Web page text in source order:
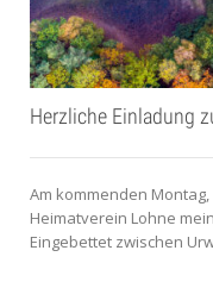
Herzliche Einladung
Am kommenden Montag,
Heimatverein Lohne
Eingebettet zwischen